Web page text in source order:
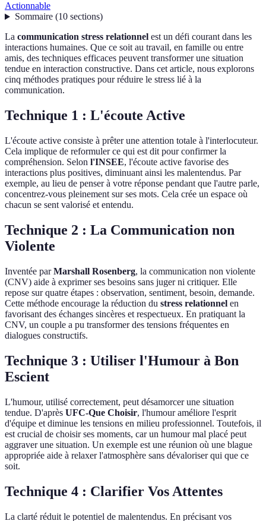
Actionnable
Sommaire(10 sections)
La communication stress relationnel est un défi courant dans les
interactions humaines. Que ce soit au travail, en famille ou entre
amis, des techniques efficaces peuvent transformer une situation
tendue en interaction constructive. Dans cet article, nous explorons
cinq méthodes pratiques pour réduire le stress lié à la
communication.
Technique 1 : L'écoute Active
L'écoute active consiste à prêter une attention totale à l'interlocuteur.
Cela implique de reformuler ce qui est dit pour confirmer la
compréhension. Selon l'INSEE, l'écoute active favorise des
interactions plus positives, diminuant ainsi les malentendus. Par
exemple, au lieu de penser à votre réponse pendant que l'autre parle,
concentrez-vous pleinement sur ses mots. Cela crée un espace où
chacun se sent valorisé et entendu.
Technique 2 : La Communication non
Violente
Inventée parMarshall Rosenberg, la communication non violente
(CNV) aide à exprimer ses besoins sans juger ni critiquer. Elle
repose sur quatre étapes : observation, sentiment, besoin, demande.
Cette méthode encourage la réduction du stress relationnel en
favorisant des échanges sincères et respectueux. En pratiquant la
CNV, un couple a pu transformer des tensions fréquentes en
dialogues constructifs.
Technique 3 : Utiliser l'Humour à Bon
Escient
L'humour, utilisé correctement, peut désamorcer une situation
tendue. D'après UFC-Que Choisir, l'humour améliore l'esprit
d'équipe et diminue les tensions en milieu professionnel. Toutefois, il
est crucial de choisir ses moments, car un humour mal placé peut
aggraver une situation. Un exemple est une réunion où une blague
appropriée aide à relaxer l'atmosphère sans dévaloriser qui que ce
soit.
Technique 4 : Clarifier Vos Attentes
La clarté réduit le potentiel de malentendus. En précisant vos